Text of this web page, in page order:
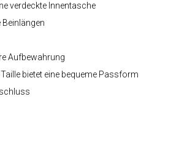
verdeckte Innentasche
Aufbewahrung
bietet eine bequeme Passform